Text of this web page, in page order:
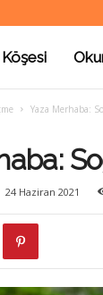
Yaza Merhaba:
24 Haziran 2021